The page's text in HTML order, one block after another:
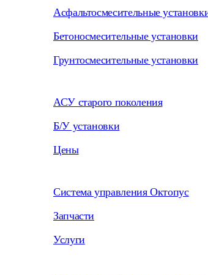
Асфальтосмесительные
Бетоносмесительные установки
Грунтосмесительные установки
АСУ старого поколения
Б/У установки
Цены
Система управления Октопус
Запчасти
Услуги